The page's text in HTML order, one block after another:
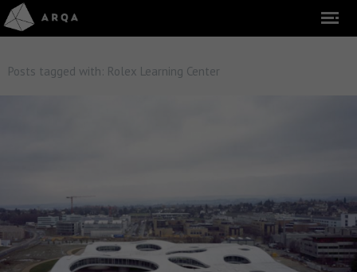
Posts tagged with: Rolex Learning Center